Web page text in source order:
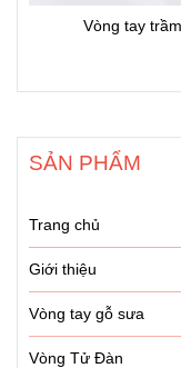
Vòng tay
SẢN PHẨM
Trang chủ
Giới thiệu
Vòng tay gỗ sưa
Vòng Tử Đàn